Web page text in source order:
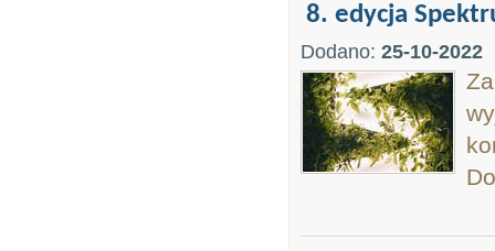
8. edycja
Dodano: 25-10-2022